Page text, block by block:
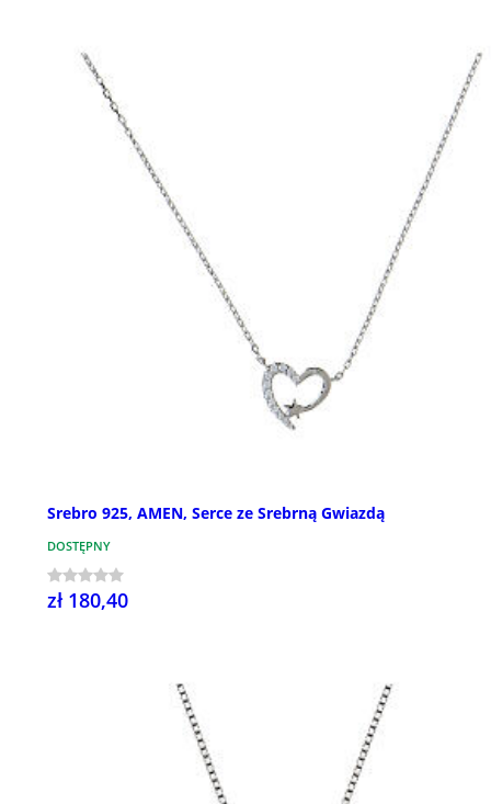
Srebro 925, AMEN, Serce ze Srebrną Gwiazdą
DOSTĘPNY
zł 180,40